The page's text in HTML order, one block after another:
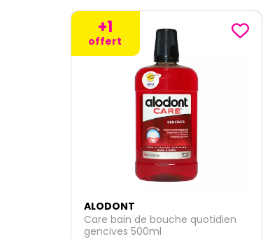
+1
offert
ALODONT
Alodont Care bain bouche
fraîcheur 500ml